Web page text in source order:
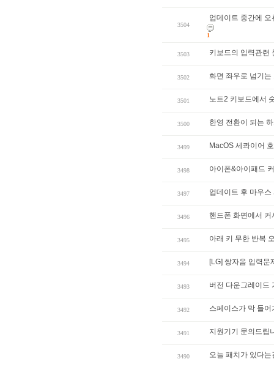
3504
업데이트 중간에
1
3503 키보드의 입력관련
3502 화면 좌우로 넘기
3501 노트2 키보드에서
3500 한영 전환이 되는
3499 MacOS 세콰이어
3498 아이폰&아이패드
3497 업데이트 후 마우스
3496 핸드폰 화면에서
3495 아래 키 무한 반복
3494 [LG] 쌍자음 입력문
3493 버전 다운그레이드
3492 스페이스가 막 들어
3491 지원기기 문의드립
3490 오늘 패치가 있다